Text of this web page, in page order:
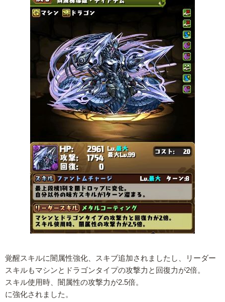
覚醒スキルに闇属性強化、スキブ追加されましたし、リーダー
スキルもマシンとドラゴンタイプの攻撃力と回復力が2倍。
スキル使用時、闇属性の攻撃力が2.5倍。
に強化されました。